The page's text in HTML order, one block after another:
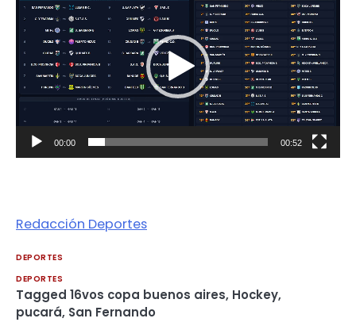
video
00:00 00:52
Redacción Deportes
DEPORTES
DEPORTES
Tagged 16vos copa buenos aires, Hockey,
pucará, San Fernando